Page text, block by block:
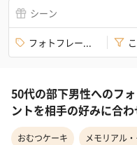
シーン
フォトフレー...
50代の部下男性へのフ
ントを相手の好みに合
おむつケーキ メモリアル